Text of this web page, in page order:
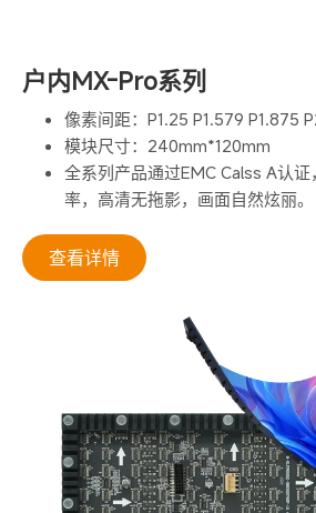
户内MX-Pro系列
像素间距：P1.25 P1.579 P1.875
模块尺寸：240mm*120mm
全系列产品通过EMC Calss A认
率，高清无拖影，画面自然炫丽。
查看详情